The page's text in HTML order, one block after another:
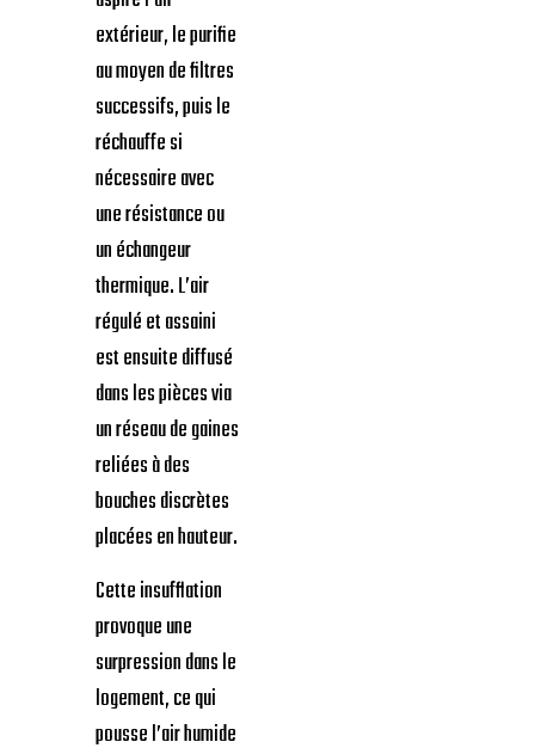
extérieur, le purifie
au moyen de filtres
successifs, puis le
réchauffe si
nécessaire avec
une résistance ou
un échangeur
thermique. L’air
régulé et assaini
est ensuite diffusé
dans les pièces via
un réseau de gaines
reliées à des
bouches discrètes
placées en hauteur.
Cette insufflation
provoque une
surpression dans le
logement, ce qui
pousse l’air humide